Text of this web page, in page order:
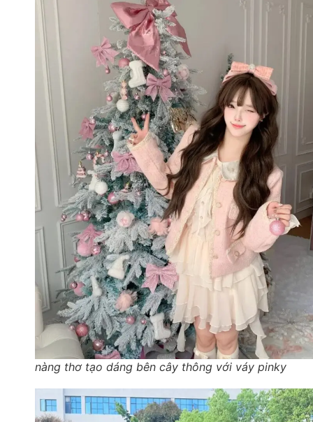
nàng thơ tạo dáng bên cây thông với váy pinky